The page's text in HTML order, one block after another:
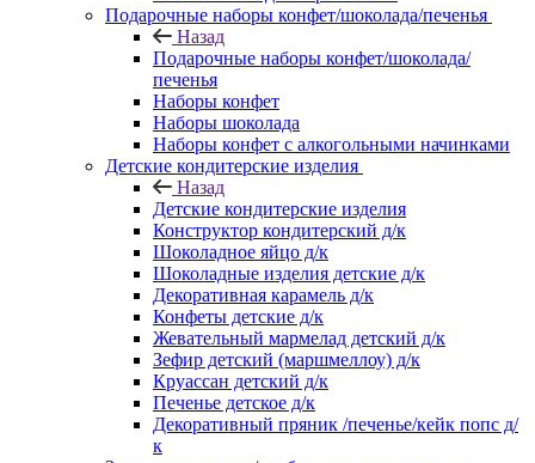
Подарочные наборы конфет/шоколада/печенья
Назад
Подарочные наборы конфет/шоколада/
печенья
Наборы конфет
Наборы шоколада
Наборы конфет с алкогольными начинками
Детские кондитерские изделия
Назад
Детские кондитерские изделия
Конструктор кондитерский д/к
Шоколадное яйцо д/к
Шоколадные изделия детские д/к
Декоративная карамель д/к
Конфеты детские д/к
Жевательный мармелад детский д/к
Зефир детский (маршмеллоу) д/к
Круассан детский д/к
Печенье детское д/к
Декоративный пряник /печенье/кейк попс д/
к